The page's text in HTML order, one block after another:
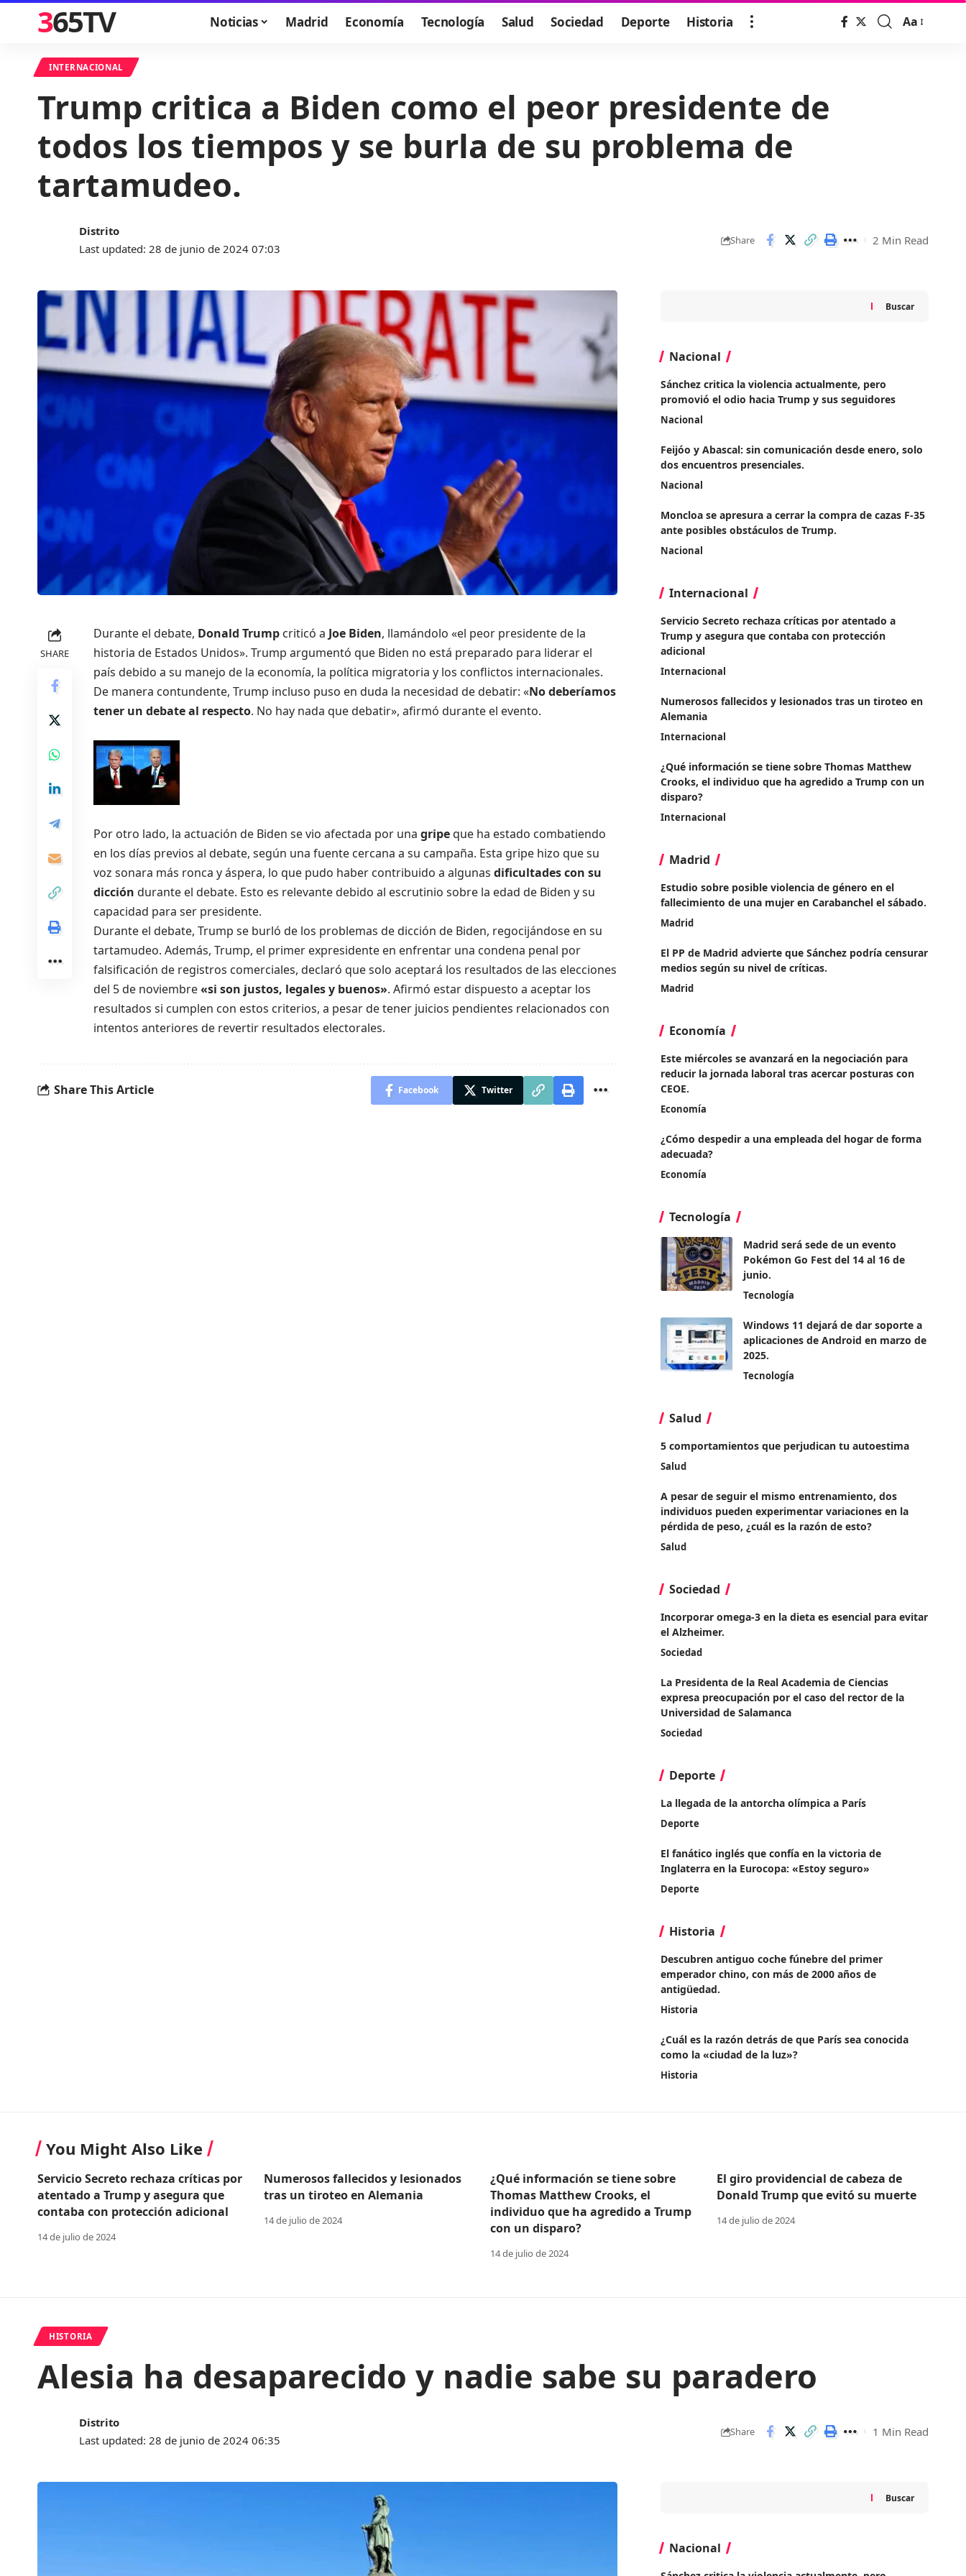
365TV Noticias Madrid Economía Tecnología Salud Sociedad Deporte Historia
Font
Aa
INTERNACIONAL
Trump critica a Biden como el peor presidente de
todos los tiempos y se burla de su problema de
tartamudeo.
Last updated: 28 de junio de 2024 07:03
Distrito
Share 2 Min Read
SHARE
Durante el debate, Donald Trump criticó a Joe Biden, llamándolo «el peor presidente de la
historia de Estados Unidos». Trump argumentó que Biden no está preparado para liderar el
país debido a su manejo de la economía, la política migratoria y los conflictos internacionales.
De manera contundente, Trump incluso puso en duda la necesidad de debatir: «No deberíamos
tener un debate al respecto. No hay nada que debatir», afirmó durante el evento.
Por otro lado, la actuación de Biden se vio afectada por una gripeque ha estado combatiendo
en los días previos al debate, según una fuente cercana a su campaña. Esta gripe hizo que su
voz sonara más ronca y áspera, lo que pudo haber contribuido a algunas dificultades con su
dicción durante el debate. Esto es relevante debido al escrutinio sobre la edad de Biden y su
capacidad para ser presidente.
Durante el debate, Trump se burló de los problemas de dicción de Biden, regocijándose en su
tartamudeo. Además, Trump, el primer expresidente en enfrentar una condena penal por
falsificación de registros comerciales, declaró que solo aceptará los resultados de las elecciones
del 5 de noviembre«si son justos, legales y buenos». Afirmó estar dispuesto a aceptar los
resultados si cumplen con estos criterios, a pesar de tener juicios pendientes relacionados con
intentos anteriores de revertir resultados electorales.
Share This Article Facebook Twitter
Buscar
Nacional
Sánchez critica la violencia actualmente, pero
promovió el odio hacia Trump y sus seguidores
Nacional
Feijóo y Abascal: sin comunicación desde enero, solo
dos encuentros presenciales.
Nacional
Moncloa se apresura a cerrar la compra de cazas F-35
ante posibles obstáculos de Trump.
Nacional
Internacional
Servicio Secreto rechaza críticas por atentado a
Trump y asegura que contaba con protección
adicional
Internacional
Numerosos fallecidos y lesionados tras un tiroteo en
Alemania
Internacional
¿Qué información se tiene sobre Thomas Matthew
Crooks, el individuo que ha agredido a Trump con un
disparo?
Internacional
Madrid
Estudio sobre posible violencia de género en el
fallecimiento de una mujer en Carabanchel el sábado.
Madrid
El PP de Madrid advierte que Sánchez podría censurar
medios según su nivel de críticas.
Madrid
Economía
Este miércoles se avanzará en la negociación para
reducir la jornada laboral tras acercar posturas con
CEOE.
Economía
¿Cómo despedir a una empleada del hogar de forma
adecuada?
Economía
Tecnología
Madrid será sede de un evento
Pokémon Go Fest del 14 al 16 de
junio.
Tecnología
Windows 11 dejará de dar soporte a
aplicaciones de Android en marzo de
2025.
Tecnología
Salud
5 comportamientos que perjudican tu autoestima
Salud
A pesar de seguir el mismo entrenamiento, dos
individuos pueden experimentar variaciones en la
pérdida de peso, ¿cuál es la razón de esto?
Salud
Sociedad
Incorporar omega-3 en la dieta es esencial para evitar
el Alzheimer.
Sociedad
La Presidenta de la Real Academia de Ciencias
expresa preocupación por el caso del rector de la
Universidad de Salamanca
Sociedad
Deporte
La llegada de la antorcha olímpica a París
Deporte
El fanático inglés que confía en la victoria de
Inglaterra en la Eurocopa: «Estoy seguro»
Deporte
Historia
Descubren antiguo coche fúnebre del primer
emperador chino, con más de 2000 años de
antigüedad.
Historia
¿Cuál es la razón detrás de que París sea conocida
como la «ciudad de la luz»?
Historia
You Might Also Like
Servicio Secreto rechaza críticas por
atentado a Trump y asegura que
contaba con protección adicional
14 de julio de 2024
Numerosos fallecidos y lesionados
tras un tiroteo en Alemania
14 de julio de 2024
¿Qué información se tiene sobre
Thomas Matthew Crooks, el
individuo que ha agredido a Trump
con un disparo?
14 de julio de 2024
El giro providencial de cabeza de
Donald Trump que evitó su muerte
14 de julio de 2024
HISTORIA
Alesia ha desaparecido y nadie sabe su paradero
Last updated: 28 de junio de 2024 06:35
Distrito
Share 1 Min Read
Buscar
Nacional